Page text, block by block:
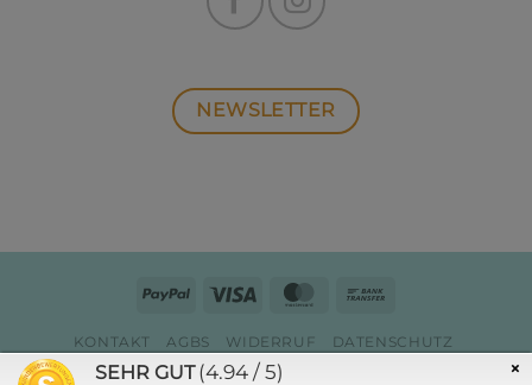
NEWSLETTER
PayPal Visa MasterCard
KONTAKT AGBS WIDERRUF
DATENSCHUTZ
ZAHLUNG & VERSAND
IMPRESSUM ×
SEHR GUT (4.94 / 5)